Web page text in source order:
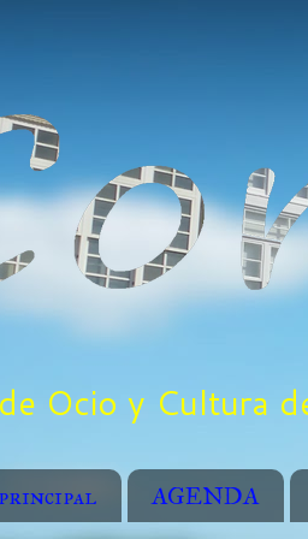
Ocio y Cultura
AGENDA